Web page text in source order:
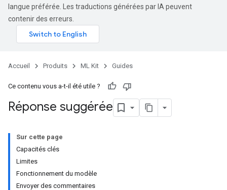
langue préférée. Les traductions générées par IA peuvent
contenir des erreurs.
Accueil Produits ML Kit Guides
Ce contenu vous a-t-il été utile ?
Réponse suggérée
Sur cette page
Capacités clés
Limites
Fonctionnement du modèle
Envoyer des commentaires